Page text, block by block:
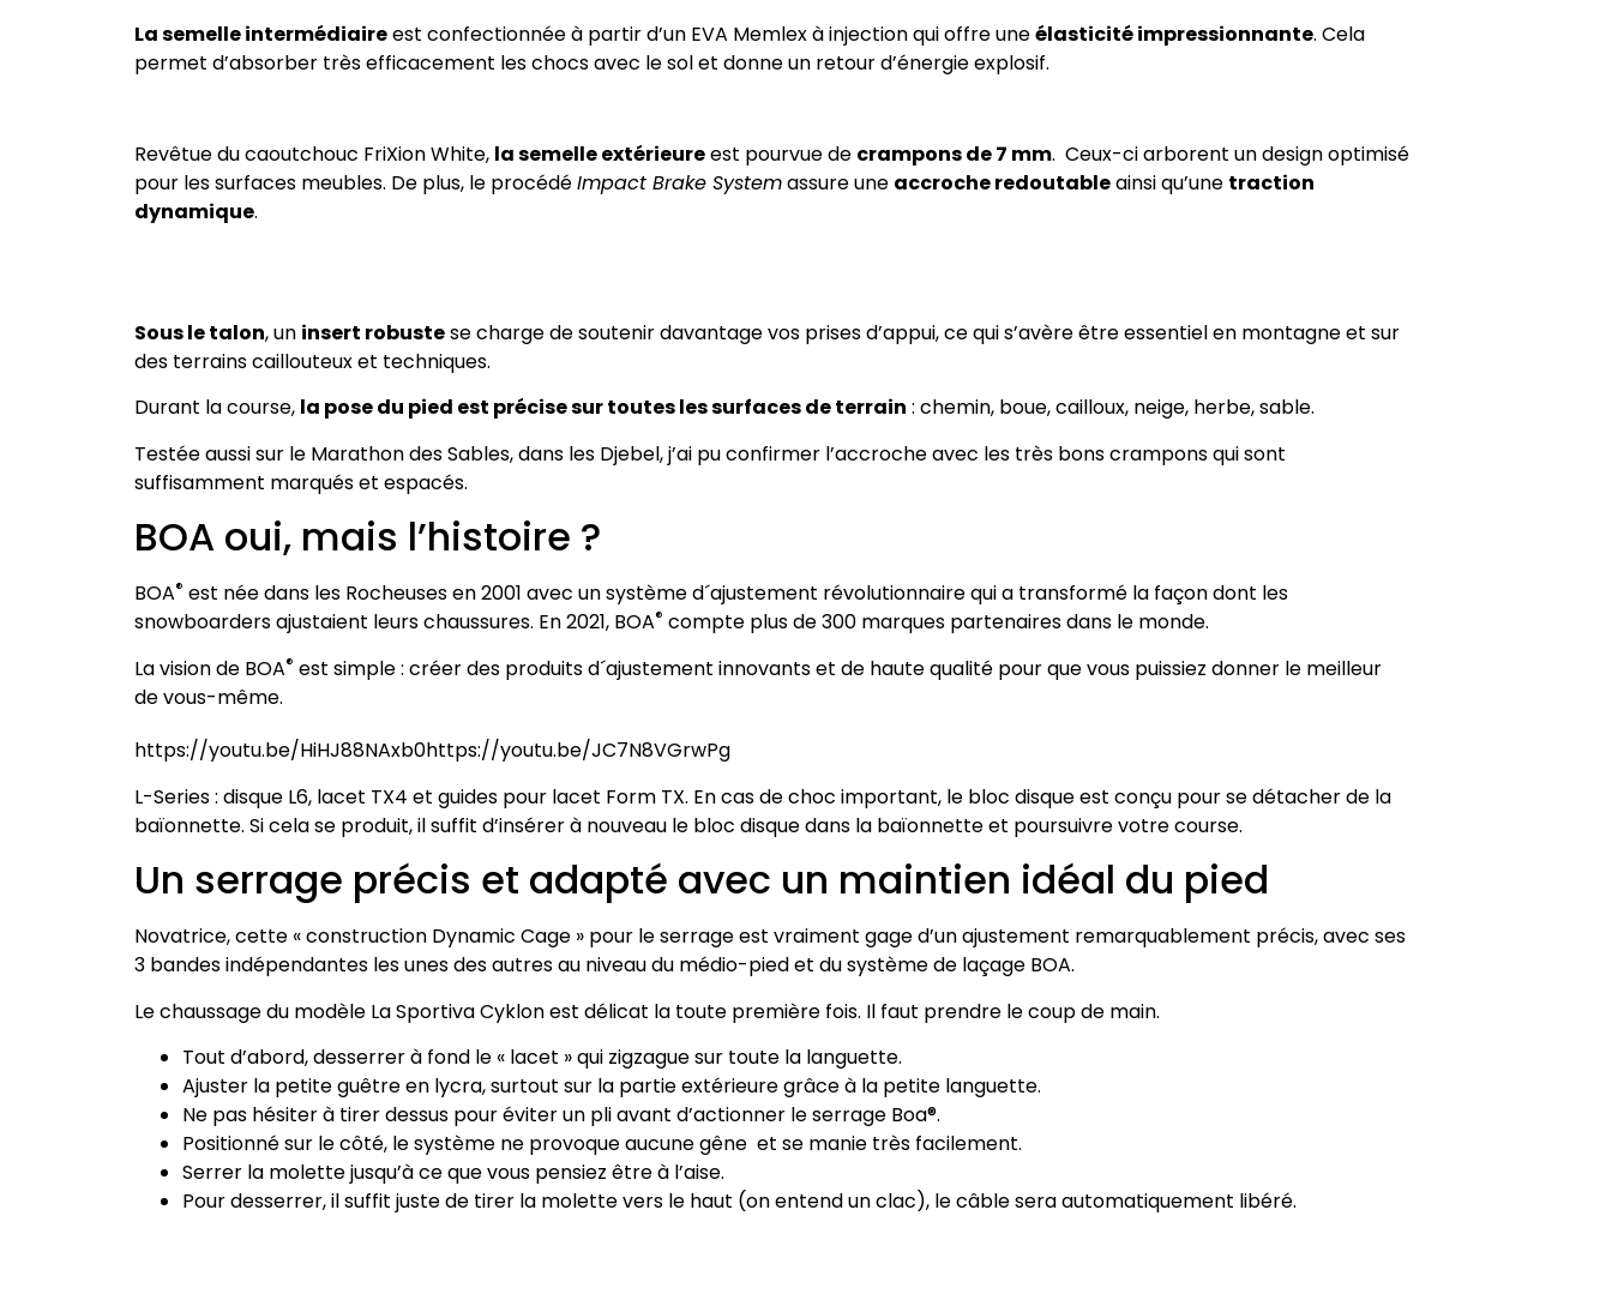
La semelle intermédiaireest confectionnée à partir d’un EVA Memlex à injection qui offre uneélasticité impressionnante. Cela
permet d’absorber très efficacement les chocs avec le sol et donne un retour d’énergie explosif.
Revêtue du caoutchouc FriXion White, la semelle extérieureest pourvue de crampons de 7 mm. Ceux-ci arborent un design optimisé
pour les surfaces meubles. De plus, le procédéImpact Brake Systemassure une accroche redoutableainsi qu’une traction
dynamique.
Sous le talon, un insert robustese charge de soutenir davantage vos prises d’appui, ce qui s’avère être essentiel en montagne et sur
des terrains caillouteux et techniques.
Durant la course, la pose du pied est précise sur toutes les surfaces de terrain : chemin, boue, cailloux, neige, herbe, sable.
Testée aussi sur le Marathon des Sables, dans les Djebel, j’ai pu confirmer l’accroche avec les très bons crampons qui sont
suffisamment marqués et espacés.
BOA oui, mais l’histoire ?
BOA® est née dans les Rocheuses en 2001 avec un système d´ajustement révolutionnaire qui a transformé la façon dont les
snowboarders ajustaient leurs chaussures. En 2021, BOA® compte plus de 300 marques partenaires dans le monde.
La vision de BOA® est simple : créer des produits d´ajustement innovants et de haute qualité pour que vous puissiez donner le meilleur
de vous-même.
https://youtu.be/HiHJ88NAxb0https://youtu.be/JC7N8VGrwPg
L-Series : disque L6, lacet TX4 et guides pour lacet Form TX. En cas de choc important, le bloc disque est conçu pour se détacher de la
baïonnette. Si cela se produit, il suffit d’insérer à nouveau le bloc disque dans la baïonnette et poursuivre votre course.
Un serrage précis et adapté avec un maintien idéal du pied
Novatrice, cette « construction Dynamic Cage » pour le serrage est vraiment gage d’un ajustement remarquablement précis, avec ses
3 bandes indépendantes les unes des autres au niveau du médio-pied et du système de laçage BOA.
Le chaussage du modèle La Sportiva Cyklon est délicat la toute première fois. Il faut prendre le coup de main.
Tout d’abord, desserrer à fond le « lacet » qui zigzague sur toute la languette.
Ajuster la petite guêtre en lycra, surtout sur la partie extérieure grâce à la petite languette.
Ne pas hésiter à tirer dessus pour éviter un pli avant d’actionner le serrage Boa®.
Positionné sur le côté, le système ne provoque aucune gêne et se manie très facilement.
Serrer la molette jusqu’à ce que vous pensiez être à l’aise.
Pour desserrer, il suffit juste de tirer la molette vers le haut (on entend un clac), le câble sera automatiquement libéré.